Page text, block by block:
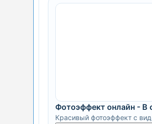
Фотоэффект онлайн - В
Красивый фотоэффект с